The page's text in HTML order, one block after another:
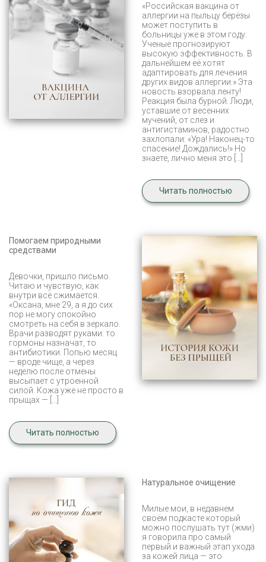
«Российская вакцина от
аллергии на пыльцу берёзы
может поступить в
больницы уже в этом году.
Ученые прогнозируют
высокую эффективность. В
дальнейшем её хотят
адаптировать для лечения
других видов аллергии.» Эта
новость взорвала ленту!
Реакция была бурной. Люди,
уставшие от весенних
мучений, от слез и
антигистаминов, радостно
захлопали: «Ура! Наконец-то
спасение! Дождались!» Но
знаете, лично меня это […]
Читать полностью
Помогаем природными
средствами
Девочки, пришло письмо.
Читаю и чувствую, как
внутри всё сжимается.
«Оксана, мне 29, а я до сих
пор не могу спокойно
смотреть на себя в зеркало.
Врачи разводят руками: то
гормоны назначат, то
антибиотики. Попью месяц
— вроде чище, а через
неделю после отмены
высыпает с утроенной
силой. Кожа уже не просто в
прыщах — […]
Читать полностью
Натуральное очищение
Милые мои, в недавнем
своём подкасте который
можно послушать тут (жми)
я говорила про самый
первый и важный этап ухода
за кожей лица — это